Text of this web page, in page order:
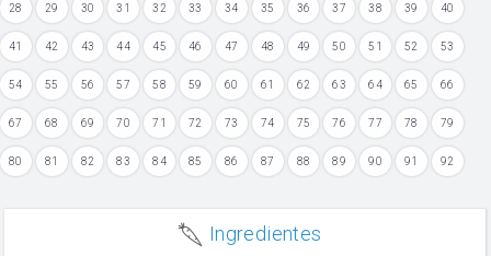
28 29 30 31 32 33 34 35 36 37 38 39 40
41 42 43 44 45 46 47 48 49 50 51 52 53
54 55 56 57 58 59 60 61 62 63 64 65 66
67 68 69 70 71 72 73 74 75 76 77 78 79
80 81 82 83 84 85 86 87 88 89 90 91 92
Ingredientes